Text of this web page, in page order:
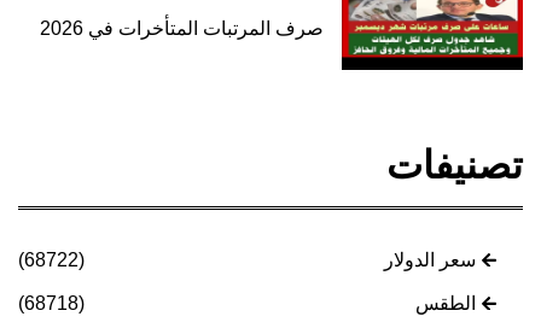
صرف المرتبات المتأخرات في 2026
تصنيفات
سعر الدولار (68722)
الطقس (68718)